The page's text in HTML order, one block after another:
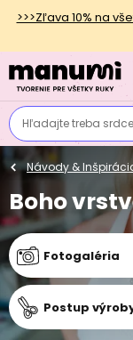
>>>Zľava 10% na
Hľadajte treba
Návody &
Boho
Fotogaléria
Postup